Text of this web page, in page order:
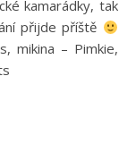
kamarádky, tak
přijde příště
mikina – Pimkie,